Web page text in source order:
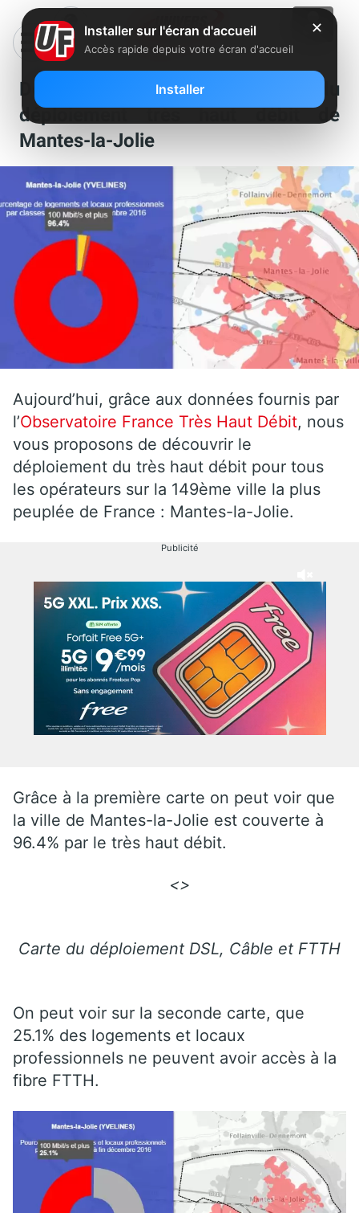
Découvrez les cartes du
déploiement très haut débit de
Mantes-la-Jolie
Aujourd’hui, grâce aux données fournis par
l’Observatoire France Très Haut Débit, nous
vous proposons de découvrir le
déploiement du très haut débit pour tous
les opérateurs sur la 149ème ville la plus
peuplée de France : Mantes-la-Jolie.
Publicité
Grâce à la première carte on peut voir que
la ville de Mantes-la-Jolie est couverte à
96.4% par le très haut débit.
<>
Carte du déploiement DSL, Câble et FTTH
On peut voir sur la seconde carte, que
25.1% des logements et locaux
professionnels ne peuvent avoir accès à la
fibre FTTH.
✕
Installer sur l'écran d'accueil
Accès rapide depuis votre écran d'accueil
Installer